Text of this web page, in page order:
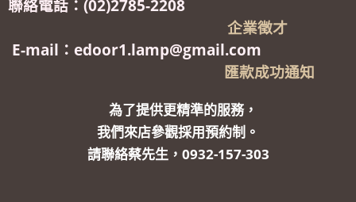
聯絡電話：(02)2785-2208
企業徵才
E-mail：edoor1.lamp@gmail.com
匯款成功通知
為了提供更精準的服務，
我們來店參觀採用預約制。
請聯絡蔡先生，0932-157-303